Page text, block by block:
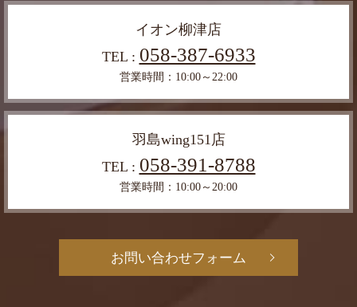
イオン柳津店
TEL : 058-387-6933
営業時間：10:00～22:00
羽島wing151店
TEL : 058-391-8788
営業時間：10:00～20:00
お問い合わせフォーム